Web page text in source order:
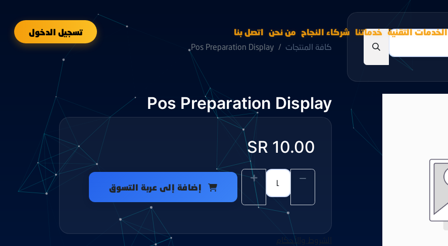
الخدمات التقنية خدماتنا شركاء النجاح من نحن اتصل بنا تسجيل الدخول
كافة المنتجات Pos Preparation Display
Pos Preparation Display
10.00
إضافة إلى عربة التسوق
الشروط والأحكام